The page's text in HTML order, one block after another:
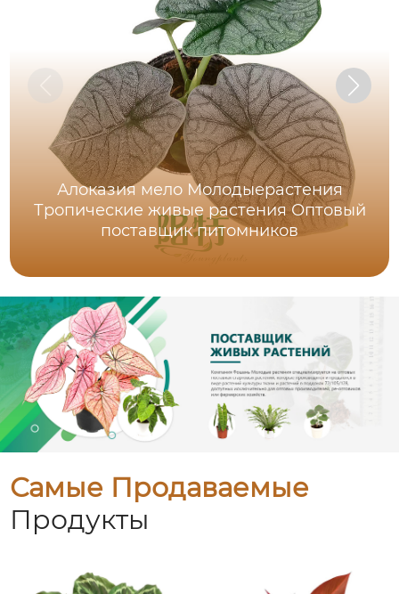
Алоказия мело Молодыерастения
Тропические живые растения Оптовый
поставщик питомников
Самые Продаваемые
Продукты